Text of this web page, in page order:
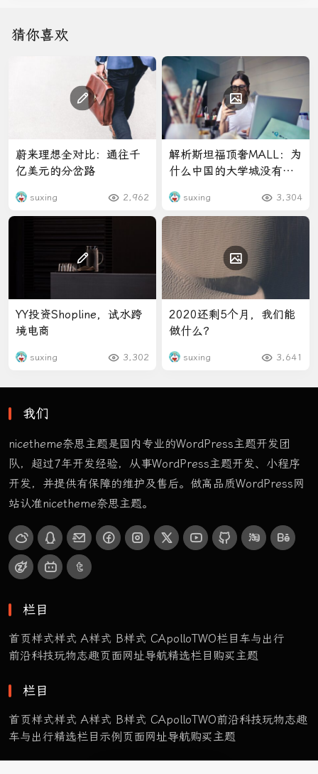
猜你喜欢
蔚来理想全对比：通往千
亿美元的分岔路
suxing 2,962
解析斯坦福顶奢MALL：为
什么中国的大学城没有高
suxing 3,304
YY投资Shopline，试水跨
境电商
suxing 3,302
2020还剩5个月，我们能
做什么？
suxing 3,641
我们
nicetheme奈思主题是国内专业的WordPress主题开发团
队，超过7年开发经验，从事WordPress主题开发、小程序
开发，并提供有保障的维护及售后。做高品质WordPress网
站认准nicetheme奈思主题。
栏目
首页样式样式 A样式 B样式 CApolloTWO栏目 车与出行
前沿科技玩物志趣页面 网址导航精选栏目 购买主题
栏目
首页样式样式 A样式 B样式 CApolloTWO前沿科技玩物志趣
车与出行精选栏目 示例页面 网址导航购买主题